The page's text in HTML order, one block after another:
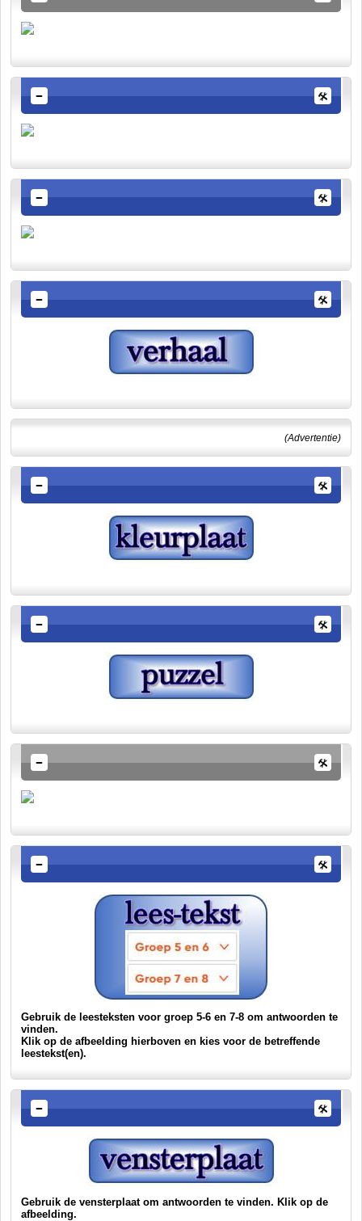
(Advertentie)
Gebruik de leesteksten voor groep 5-6 en 7-8 om antwoorden te
vinden.
Klik op de afbeelding hierboven en kies voor de betreffende
leestekst(en).
Gebruik de vensterplaat om antwoorden te vinden. Klik op de
afbeelding.